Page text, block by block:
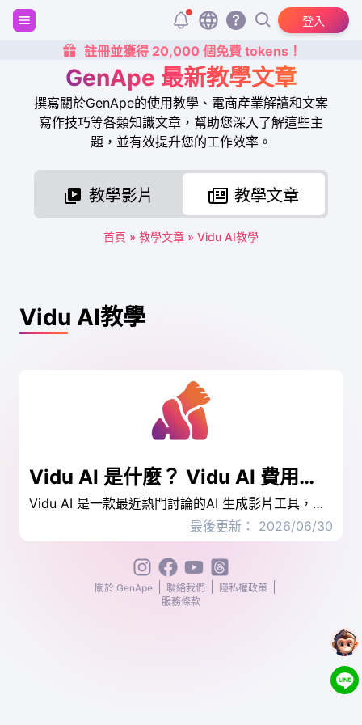
登入
註冊並獲得 20,000 個免費 tokens！
GenApe 最新教學文章
撰寫關於GenApe的使用教學、電商產業解讀和文案
寫作技巧等各類知識文章，幫助您深入了解這些主
題，並有效提升您的工作效率。
教學影片 教學文章
首頁 » 教學文章 » Vidu AI教學
Vidu AI教學
Vidu AI 是什麼？ Vidu AI 費用、下載與教學一次看！
Vidu AI 是一款最近熱門討論的AI 生成影片工具，除了基本功能可以生成出影片外，還有許多 AI模板可以參考，今天就要帶大家來認識這款新崛起的AI 工具，最後還要再推薦你一款對創作者友善而且超級省時的AI 工作站！
最後更新： 2026/06/30
關於 GenApe 聯絡我們
隱私權政策
服務條款